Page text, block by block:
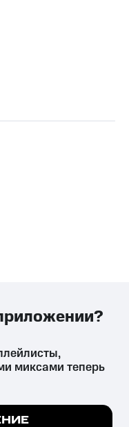
вред здоровью,
установленную
все
миксами теперь